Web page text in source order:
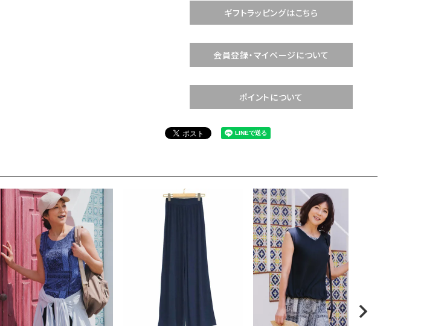
ギフトラッピングはこちら
会員登録・マイページについて
ポイントについて